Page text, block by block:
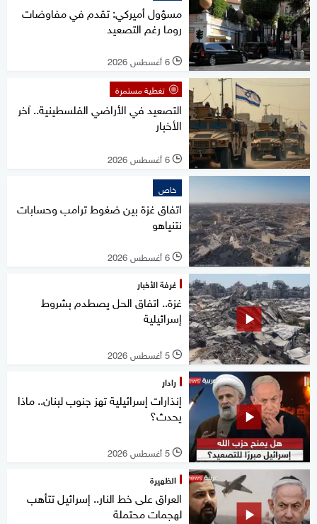
مسؤول أميركي: تقدم في مفاوضات
روما رغم التصعيد
l 6 أغسطس 2026
تغطية مستمرة
التصعيد في الأراضي الفلسطينية.. آخر
الأخبار
l 6 أغسطس 2026
خاص
اتفاق غزة بين ضغوط ترامب وحسابات
نتنياهو
l 6 أغسطس 2026
غرفة الأخبار
غزة.. اتفاق الحل يصطدم بشروط
إسرائيلية
l 5 أغسطس 2026
رادار
إنذارات إسرائيلية تهز جنوب لبنان.. ماذا
يحدث؟
l 5 أغسطس 2026
الظهيرة
العراق على خط النار.. إسرائيل تتأهب
لهجمات محتملة